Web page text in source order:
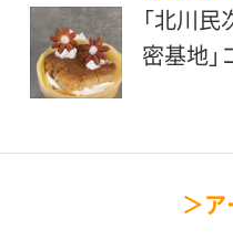
「北川
密基地」
ア